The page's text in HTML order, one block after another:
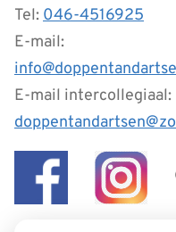
Tel:046-4516925
E-mail:
E-mail intercollegiaal: